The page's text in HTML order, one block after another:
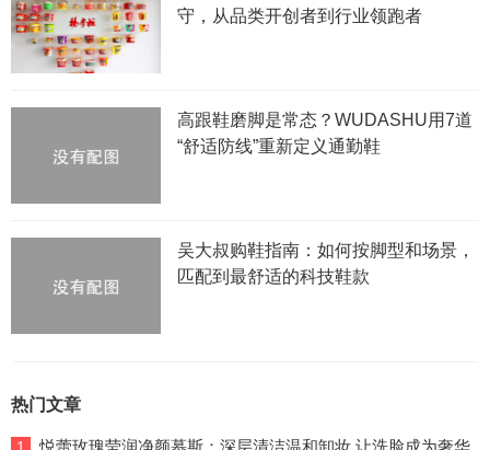
守，从品类开创者到行业领跑者
高跟鞋磨脚是常态？WUDASHU用7道
“舒适防线”重新定义通勤鞋
吴大叔购鞋指南：如何按脚型和场景，
匹配到最舒适的科技鞋款
热门文章
悦蕾玫瑰莹润净颜慕斯：深层清洁温和卸妆 让洗脸成为奢华